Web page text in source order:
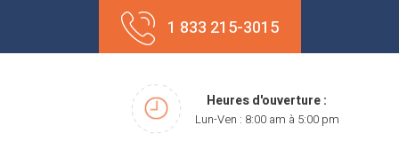
contenu
1 833 215-3015
Heures d'ouverture :
Lun-Ven : 8:00 am à 5:00 pm